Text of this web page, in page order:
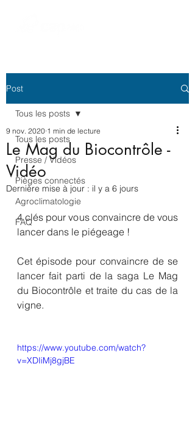
Post
Tous les posts
Presse / Vidéos
Pièges connectés
Agroclimatologie
FAQ
Tous les posts
Le Mag du Biocontrôle -
Vidéo
9 nov. 2020 1 min de lecture
Dernière mise à jour : il y a 6 jours
4 clés pour vous convaincre de vous
lancer dans le piégeage !
Cet épisode pour convaincre de se
lancer fait parti de la saga Le Mag
du Biocontrôle et traite du cas de la
vigne.
https://www.youtube.com/watch?
v=XDIiMj8gjBE